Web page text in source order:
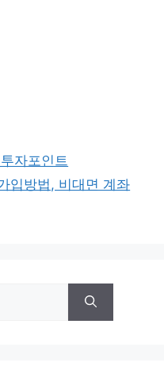
자포인트
입방법, 비대면 계좌